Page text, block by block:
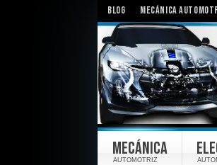
BLOG MECÁNICA
MECÁNICA
AUTOMOTRIZ